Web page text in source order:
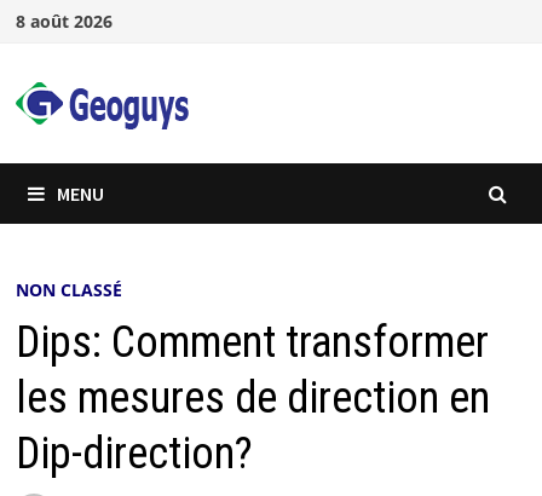
8 août 2026
MENU
NON CLASSÉ
Dips: Comment transformer
les mesures de direction en
Dip-direction?